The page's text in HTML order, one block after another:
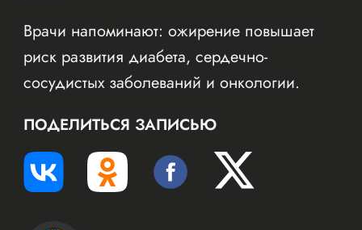
Врачи напоминают: ожирение повышает
риск развития диабета, сердечно-
сосудистых заболеваний и онкологии.
ПОДЕЛИТЬСЯ ЗАПИСЬЮ